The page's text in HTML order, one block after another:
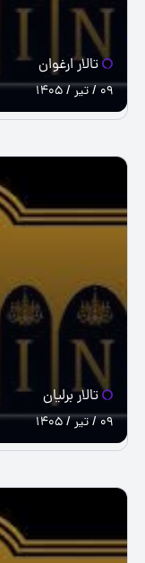
تالار ارغوان
09 / تیر / 1405
تالار برلیان
09 / تیر / 1405